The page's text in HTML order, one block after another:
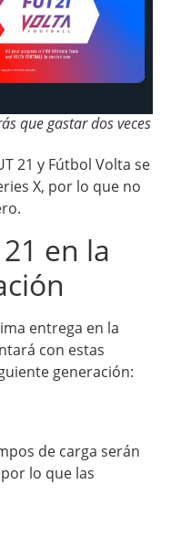
que gastar dos veces
21 y Fútbol Volta se
X, por lo que no
en la
entrega en la
con estas
generación:
de carga serán
lo que las